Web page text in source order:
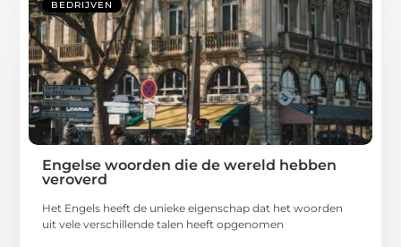
BEDRIJVEN
Engelse woorden die de wereld hebben
veroverd
Het Engels heeft de unieke eigenschap dat het woorden
uit vele verschillende talen heeft opgenomen